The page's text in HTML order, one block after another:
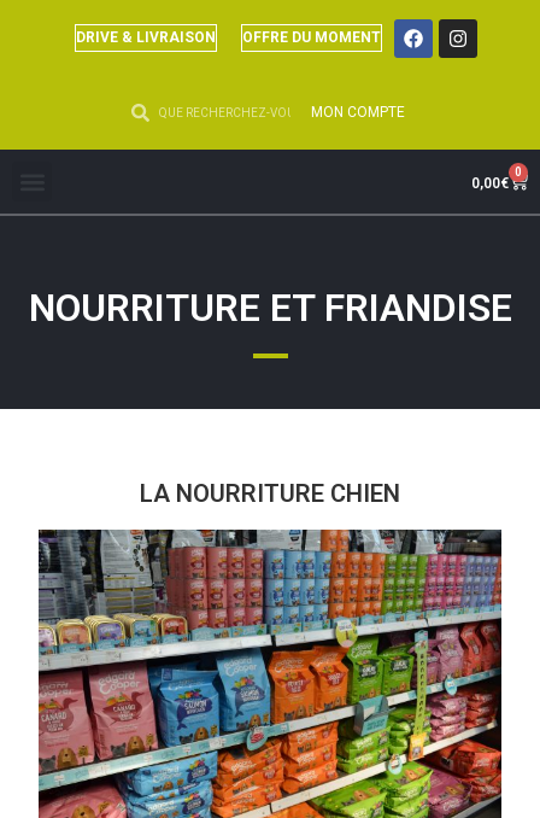
DRIVE & LIVRAISON OFFRE DU MOMENT
MON COMPTE
0,00€
0
NOURRITURE ET FRIANDISE
LA NOURRITURE CHIEN